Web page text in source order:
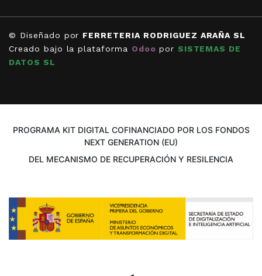
© Diseñado por FERRETERIA RODRIGUEZ ARAÑA SL
Creado bajo la plataforma Odoo por SISTEMAS DE
DATOS SL
PROGRAMA KIT DIGITAL COFINANCIADO POR LOS FONDOS
NEXT GENERATION (EU)
DEL MECANISMO DE RECUPERACIÓN Y RESILENCIA